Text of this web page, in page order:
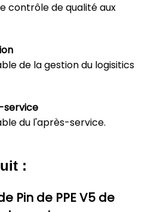
contrôle de qualité aux
de la gestion du logisitics
du l'après-service.
:
Pin de PPE V5 de